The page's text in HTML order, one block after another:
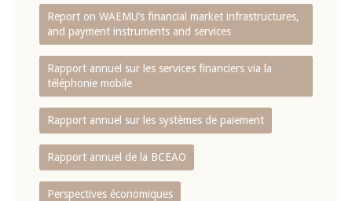
Report on WAEMU’s financial market infrastructures,
and payment instruments and services
Rapport annuel sur les services financiers via la
téléphonie mobile
Rapport annuel sur les systèmes de paiement
Rapport annuel de la BCEAO
Perspectives économiques